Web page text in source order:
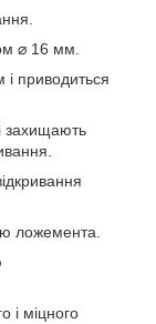
⌀ 16 мм.
і приводиться
захищають
ложемента.
і міцного